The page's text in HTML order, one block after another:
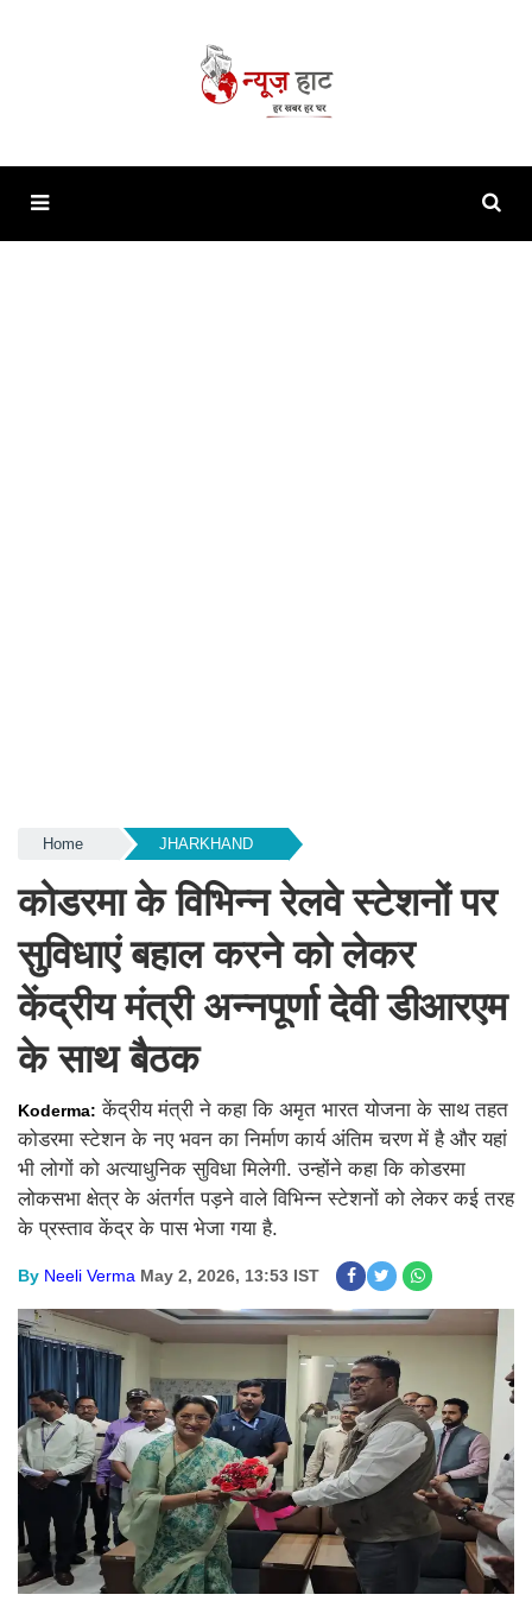
Home JHARKHAND
कोडरमा के विभिन्न रेलवे स्टेशनों पर
सुविधाएं बहाल करने को लेकर
केंद्रीय मंत्री अन्नपूर्णा देवी डीआरएम
के साथ बैठक
Koderma: केंद्रीय मंत्री ने कहा कि अमृत भारत योजना के साथ तहत
कोडरमा स्टेशन के नए भवन का निर्माण कार्य अंतिम चरण में है और यहां
भी लोगों को अत्याधुनिक सुविधा मिलेगी. उन्होंने कहा कि कोडरमा
लोकसभा क्षेत्र के अंतर्गत पड़ने वाले विभिन्न स्टेशनों को लेकर कई तरह
के प्रस्ताव केंद्र के पास भेजा गया है.
By Neeli Verma May 2, 2026, 13:53 IST